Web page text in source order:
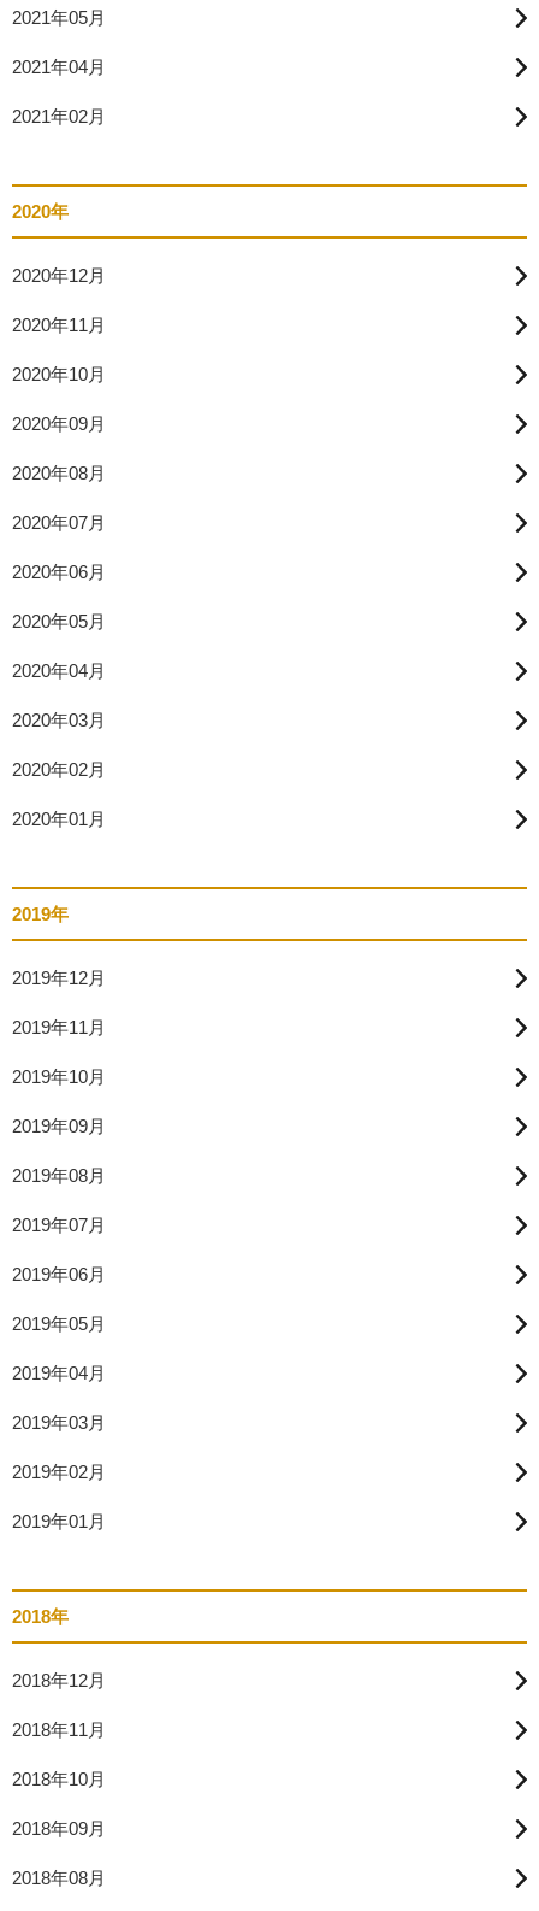
2021年05月
2021年04月
2021年02月
2020年
2020年12月
2020年11月
2020年10月
2020年09月
2020年08月
2020年07月
2020年06月
2020年05月
2020年04月
2020年03月
2020年02月
2020年01月
2019年
2019年12月
2019年11月
2019年10月
2019年09月
2019年08月
2019年07月
2019年06月
2019年05月
2019年04月
2019年03月
2019年02月
2019年01月
2018年
2018年12月
2018年11月
2018年10月
2018年09月
2018年08月